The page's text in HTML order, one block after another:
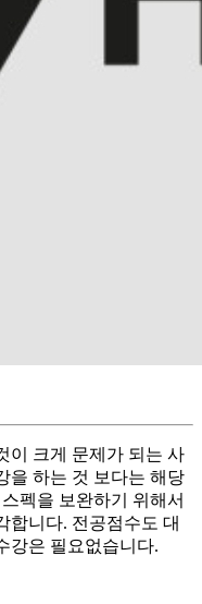
이 크게 문제가 되는 사
을 하는 것 보다는 해당
펙을 보완하기 위해서
합니다. 전공점수도 대
강은 필요없습니다.